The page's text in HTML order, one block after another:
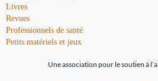
Livres
Revues
Professionnels de santé
Petits matériels et jeux
Une association pour le soutien à